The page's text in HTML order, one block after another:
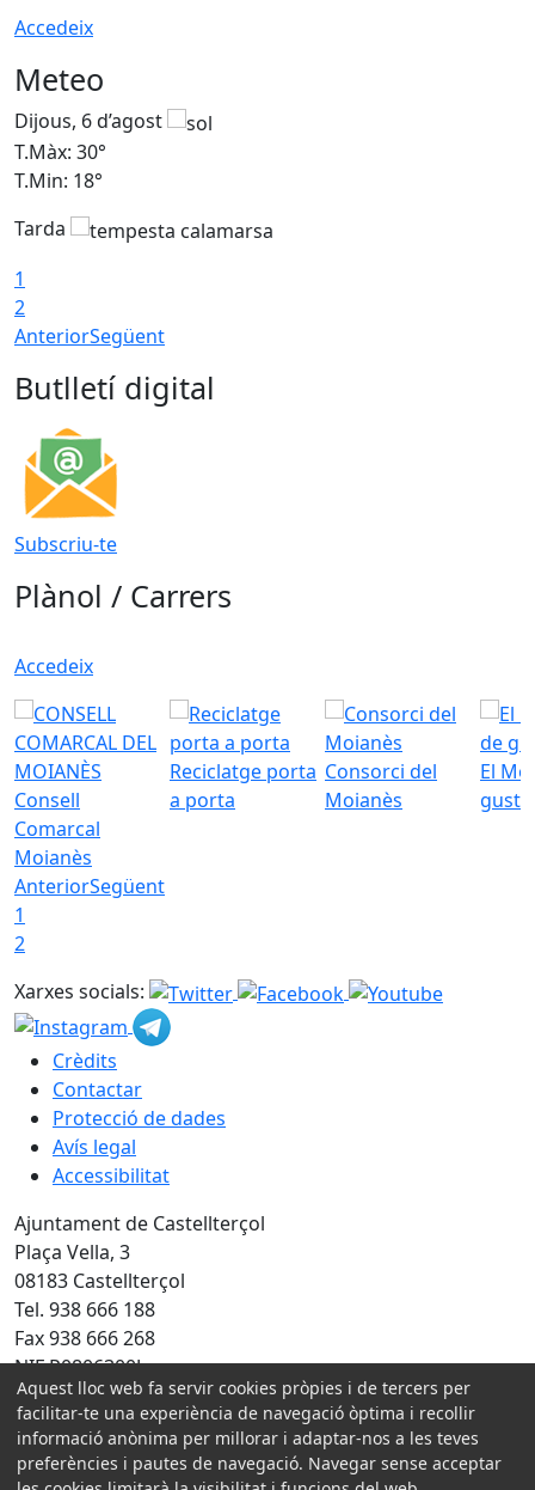
Accedeix
Meteo
Dijous, 6 d’agost
T.Màx: 30°
T.Min: 18°
Tarda
1
2
AnteriorSegüent
Butlletí digital
Subscriu-te
Plànol / Carrers
Accedeix
Consell
Comarcal
Moianès
Reciclatge porta
a porta
Consorci del
Moianès
El
gust
AnteriorSegüent
1
2
Xarxes socials:
Crèdits
Contactar
Protecció de dades
Avís legal
Accessibilitat
Ajuntament de Castellterçol
Plaça Vella, 3
08183 Castellterçol
Tel. 938 666 188
Fax 938 666 268
NIF P0806300J
Amb la col·laboració de:
Aquest lloc web fa servir cookies pròpies i de tercers per
facilitar-te una experiència de navegació òptima i recollir
informació anònima per millorar i adaptar-nos a les teves
preferències i pautes de navegació. Navegar sense acceptar